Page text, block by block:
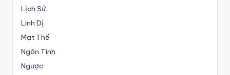
Lịch Sử
Linh Dị
Mạt Thế
Ngôn Tình
Ngược